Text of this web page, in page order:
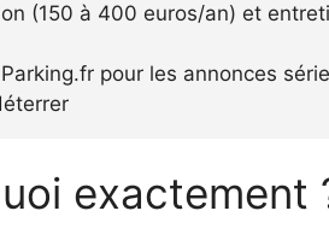
(150 à 400 euros/an) et
pour les annonces
exactement